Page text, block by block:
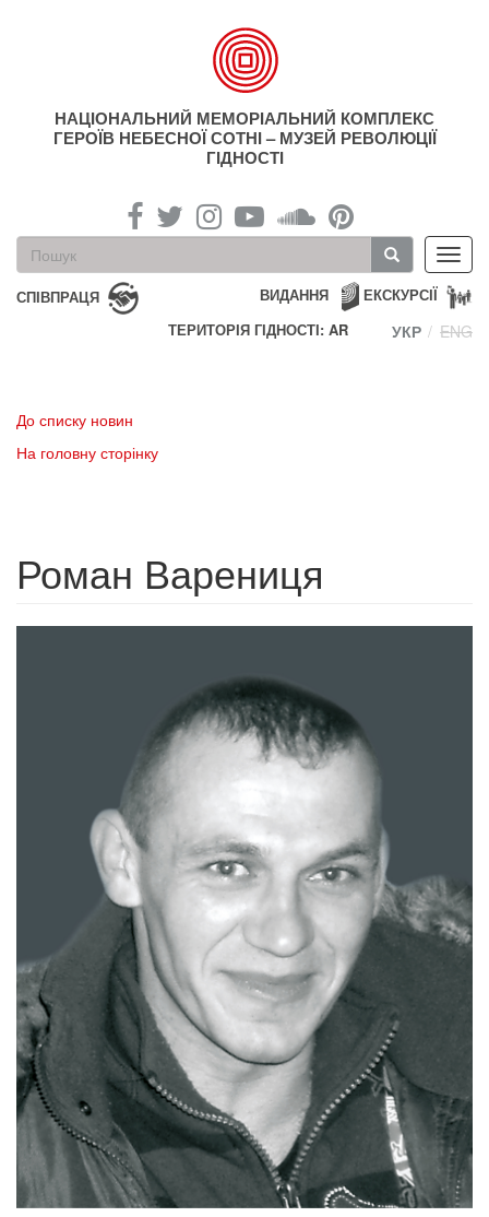
НАЦІОНАЛЬНИЙ МЕМОРІАЛЬНИЙ КОМПЛЕКС
ГЕРОЇВ НЕБЕСНОЇ СОТНІ – МУЗЕЙ РЕВОЛЮЦІЇ
ГІДНОСТІ
Пошукова
форма
Пошук
СПІВПРАЦЯ ЕКСКУРСІЇ
ВИДАННЯ
ТЕРИТОРІЯ ГІДНОСТІ: AR
УКР ENG
До списку новин
На головну сторінку
Роман Варениця